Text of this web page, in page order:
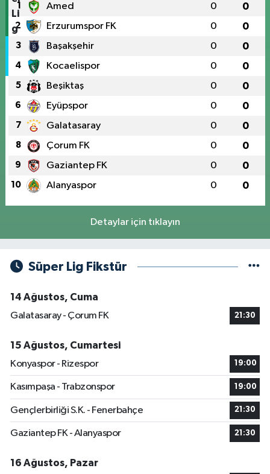
1 Amed 0 0
2 Erzurumspor FK 0 0
3 Başakşehir 0 0
4 Kocaelispor 0 0
5 Beşiktaş 0 0
6 Eyüpspor 0 0
7 Galatasaray 0 0
8 Çorum FK 0 0
9 Gaziantep FK 0 0
10 Alanyaspor 0 0
Detaylar için tıklayın
Süper Lig Fikstür
14 Ağustos, Cuma
Galatasaray - Çorum FK
21:30
15 Ağustos, Cumartesi
Konyaspor - Rizespor
19:00
Kasımpaşa - Trabzonspor 19:00
Gençlerbirliği S.K. - Fenerbahçe 21:30
Gaziantep FK - Alanyaspor 21:30
16 Ağustos, Pazar